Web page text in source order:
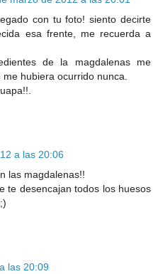
con tu foto! siento decirte
esa frente, me recuerda a
de la magdalenas me
hubiera ocurrido nunca.
a las 20:06
las magdalenas!!
te desencajan todos los huesos
las 20:09